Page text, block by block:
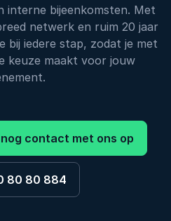
interne bijeenkomsten. Met
netwerk en ruim 20 jaar
bij iedere stap, zodat je met
keuze maakt voor jouw
contact met ons op
80 80 884